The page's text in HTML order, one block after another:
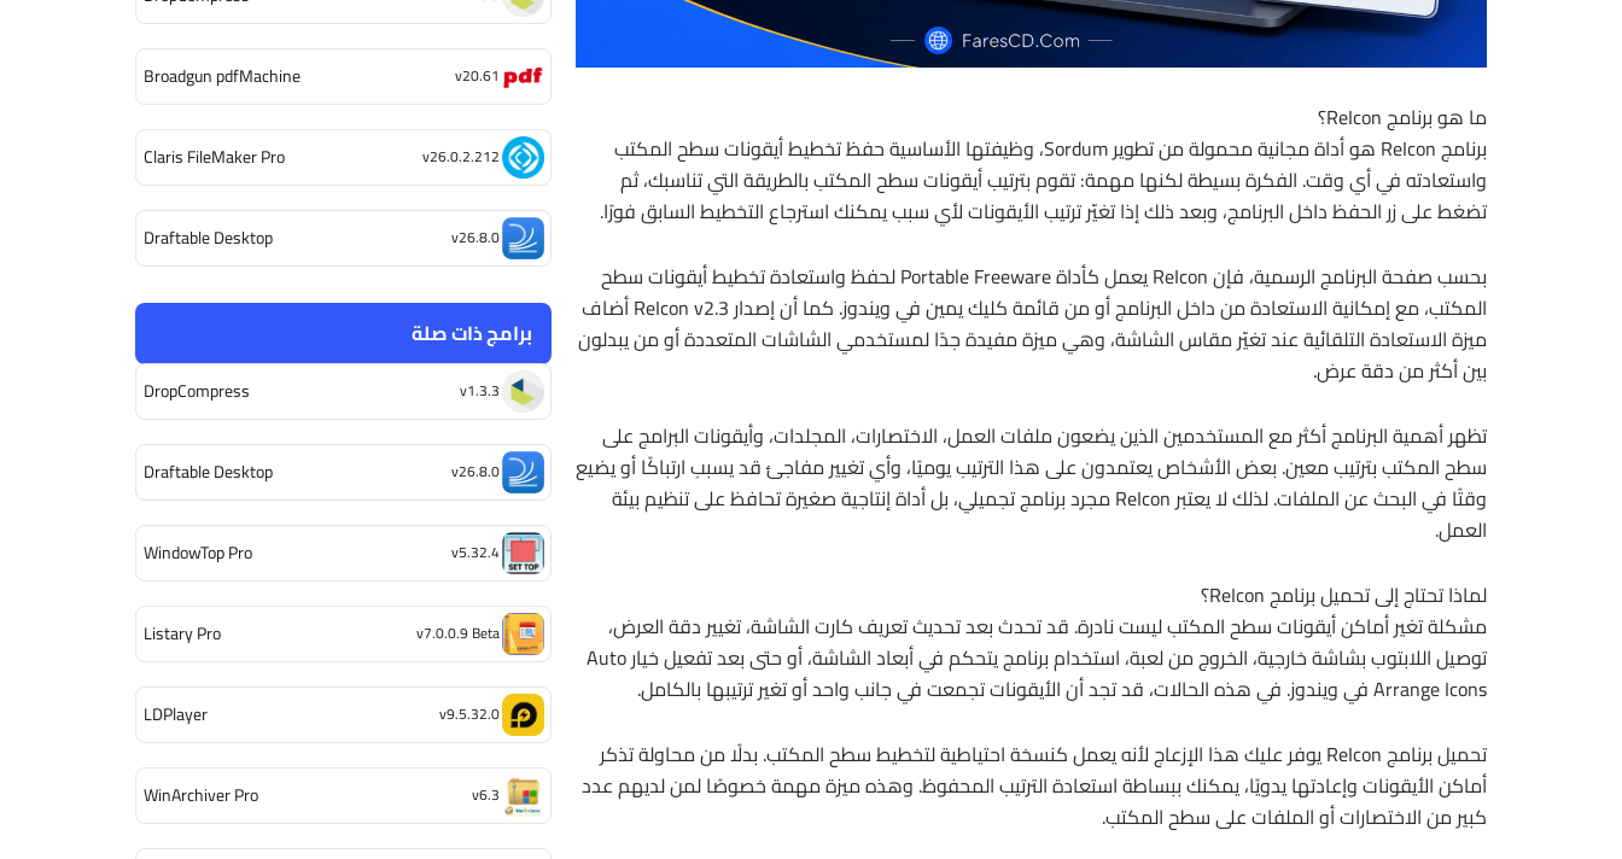
Broadgun pdfMachine v20.61
Claris FileMaker Pro v26.0.2.212
Draftable Desktop v26.8.0
برامج ذات صلة
DropCompress v1.3.3
Draftable Desktop v26.8.0
WindowTop Pro v5.32.4
Listary Pro v7.0.0.9 Beta
LDPlayer v9.5.32.0
WinArchiver Pro v6.3
ما هو برنامج ReIcon؟
برنامج ReIcon هو أداة مجانية محمولة من تطوير Sordum، وظيفتها الأساسية حفظ تخطيط أيقونات سطح المكتب
واستعادته في أي وقت. الفكرة بسيطة لكنها مهمة: تقوم بترتيب أيقونات سطح المكتب بالطريقة التي تناسبك، ثم
تضغط على زر الحفظ داخل البرنامج، وبعد ذلك إذا تغيّر ترتيب الأيقونات لأي سبب يمكنك استرجاع التخطيط السابق فورًا.
بحسب صفحة البرنامج الرسمية، فإن ReIcon يعمل كأداة Portable Freeware لحفظ واستعادة تخطيط أيقونات سطح
المكتب، مع إمكانية الاستعادة من داخل البرنامج أو من قائمة كليك يمين في ويندوز. كما أن إصدار ReIcon v2.3 أضاف
ميزة الاستعادة التلقائية عند تغيّر مقاس الشاشة، وهي ميزة مفيدة جدًا لمستخدمي الشاشات المتعددة أو من يبدلون
بين أكثر من دقة عرض.
تظهر أهمية البرنامج أكثر مع المستخدمين الذين يضعون ملفات العمل، الاختصارات، المجلدات، وأيقونات البرامج على
سطح المكتب بترتيب معين. بعض الأشخاص يعتمدون على هذا الترتيب يوميًا، وأي تغيير مفاجئ قد يسبب ارتباكًا أو يضيع
وقتًا في البحث عن الملفات. لذلك لا يعتبر ReIcon مجرد برنامج تجميلي، بل أداة إنتاجية صغيرة تحافظ على تنظيم بيئة
العمل.
لماذا تحتاج إلى تحميل برنامج ReIcon؟
مشكلة تغير أماكن أيقونات سطح المكتب ليست نادرة. قد تحدث بعد تحديث تعريف كارت الشاشة، تغيير دقة العرض،
توصيل اللابتوب بشاشة خارجية، الخروج من لعبة، استخدام برنامج يتحكم في أبعاد الشاشة، أو حتى بعد تفعيل خيار Auto
Arrange Icons في ويندوز. في هذه الحالات، قد تجد أن الأيقونات تجمعت في جانب واحد أو تغير ترتيبها بالكامل.
تحميل برنامج ReIcon يوفر عليك هذا الإزعاج لأنه يعمل كنسخة احتياطية لتخطيط سطح المكتب. بدلًا من محاولة تذكر
أماكن الأيقونات وإعادتها يدويًا، يمكنك ببساطة استعادة الترتيب المحفوظ. وهذه ميزة مهمة خصوصًا لمن لديهم عدد
كبير من الاختصارات أو الملفات على سطح المكتب.